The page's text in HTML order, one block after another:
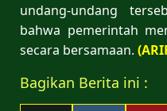
undang-undang
bahwa pemerintah
secara bersamaan.
Bagikan Berita ini :